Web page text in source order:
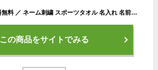
【 adidas 】＼ 送料無料 ／ ネーム刺繍 スポーツタオル 名入れ 名前入れ アディダス タオル 中学生 【 1枚〜 抗菌 消臭 アディダスタオル 34×80cmエース】 部活 おしゃれ バスケ 野球 サッカー ブランド 名入れタオル 記念品 スポーツ タオル 部活タオル プレゼント
この商品をサイトでみる